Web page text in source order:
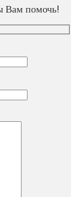
Вам помочь!